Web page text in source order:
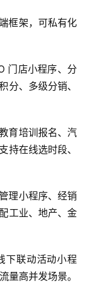
框架，可私有化
门店小程序、分
分、多级分销、
育培训报名、汽
持在线选时段、
理小程序、经销
工业、地产、金
下联动活动小程
量高并发场景。